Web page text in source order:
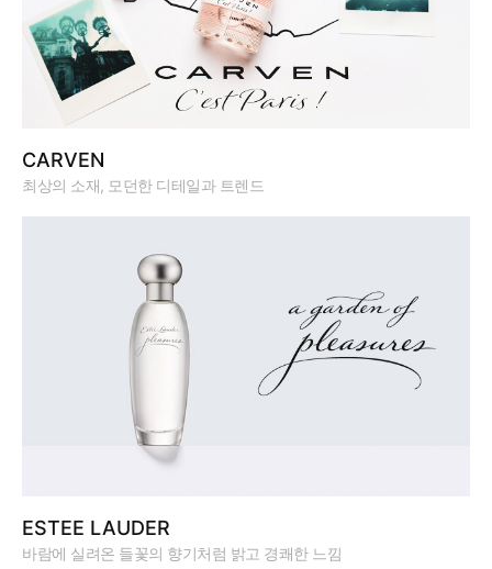
CARVEN
최상의 소재, 모던한 디테일과 트렌드
ESTEE LAUDER
바람에 실려온 들꽃의 향기처럼 밝고 경쾌한 느낌